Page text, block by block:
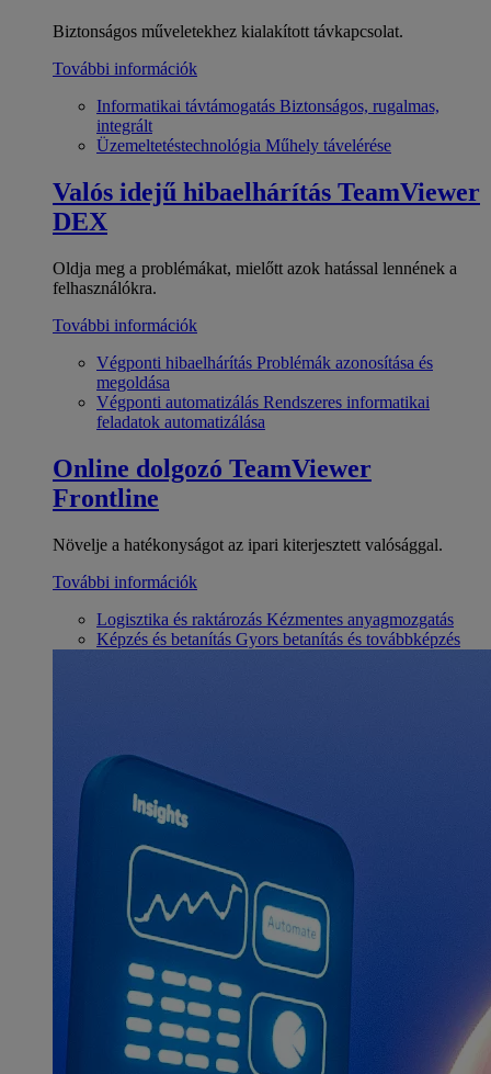
Biztonságos műveletekhez kialakított távkapcsolat.
További információk
Informatikai távtámogatás Biztonságos, rugalmas,
integrált
Üzemeltetéstechnológia Műhely távelérése
Valós idejű hibaelhárítás TeamViewer
DEX
Oldja meg a problémákat, mielőtt azok hatással lennének a
felhasználókra.
További információk
Végponti hibaelhárítás Problémák azonosítása és
megoldása
Végponti automatizálás Rendszeres informatikai
feladatok automatizálása
Online dolgozó TeamViewer
Frontline
Növelje a hatékonyságot az ipari kiterjesztett valósággal.
További információk
Logisztika és raktározás Kézmentes anyagmozgatás
Képzés és betanítás Gyors betanítás és továbbképzés